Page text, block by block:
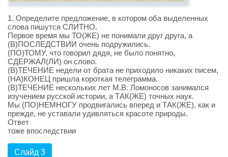
1. Определите предложение, в котором оба выделенных
слова пишутся СЛИТНО.
Первое время мы ТО(ЖЕ) не понимали друг друга, а
(В)ПОСЛЕДСТВИИ очень подружились.
(ПО)ТОМУ, что говорил дядя, не было понятно,
СДЕРЖАЛ(ЛИ) он слово.
(В)ТЕЧЕНИЕ недели от брата не приходило никаких писем,
(НА)КОНЕЦ пришла короткая телеграмма.
(В)ТЕЧЕНИЕ нескольких лет М.В. Ломоносов занимался
изучением русской истории, а ТАК(ЖЕ) точных наук.
Мы (ПО)НЕМНОГУ продвигались вперед и ТАК(ЖЕ), как и
прежде, не уставали удивляться красоте природы.
Ответ
тоже впоследствии
Слайд 3